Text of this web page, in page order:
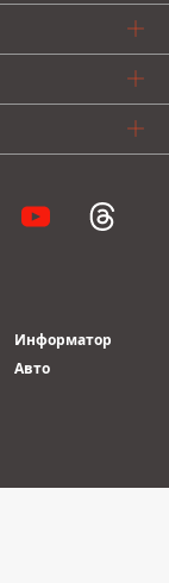
Информатор
Авто